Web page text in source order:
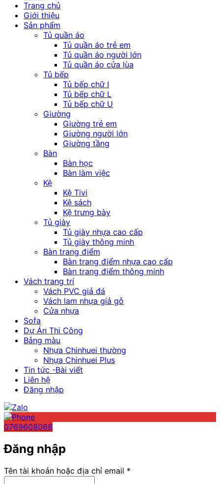
Trang chủ
Giới thiệu
Sản phẩm
Tủ quần áo
Tủ quần áo trẻ em
Tủ quần áo người lớn
Tủ quần áo cửa lùa
Tủ bếp
Tủ bếp chữ I
Tủ bếp chữ L
Tủ bếp chữ U
Giường
Giường trẻ em
Giường người lớn
Giường tầng
Bàn
Bàn học
Bàn làm việc
Kệ
Kệ Tivi
Kệ sách
Kệ trưng bày
Tủ giày
Tủ giày nhựa cao cấp
Tủ giày thông minh
Bàn trang điểm
Bàn trang điểm nhựa cao cấp
Bàn trang điểm thông minh
Vách trang trí
Vách PVC giả đá
Vách lam nhựa giả gỗ
Cửa nhựa
Sofa
Dự Án Thi Công
Bảng màu
Nhựa Chinhuei thường
Nhựa Chinhuei Plus
Tin tức -Bài viết
Liên hệ
Đăng nhập
0769608068
Đăng nhập
Tên tài khoản hoặc địa chỉ email *